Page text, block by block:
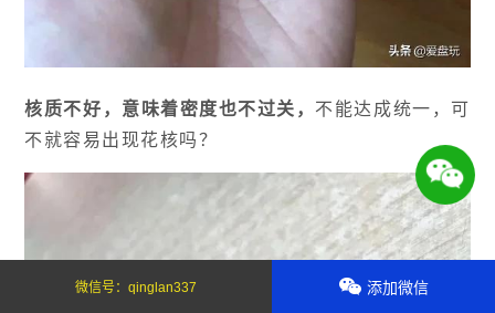
核质不好，意味着密度也不过关， 不能达成统一，可
不就容易出现花核吗？
微信号：qinglan337 添加微信